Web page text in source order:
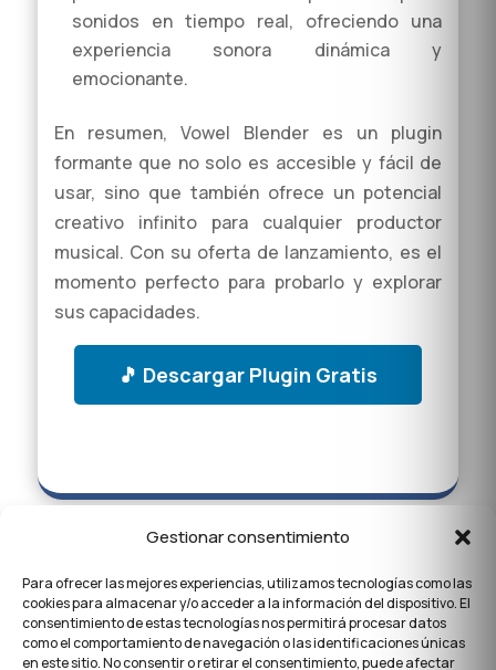
Gestionar consentimiento
Para ofrecer las mejores experiencias, utilizamos tecnologías como las
cookies para almacenar y/o acceder a la información del dispositivo. El
consentimiento de estas tecnologías nos permitirá procesar datos
como el comportamiento de navegación o las identificaciones únicas
en este sitio. No consentir o retirar el consentimiento, puede afectar
sonidos en tiempo real, ofreciendo una
experiencia sonora dinámica y
emocionante.
En resumen, Vowel Blender es un plugin
formante que no solo es accesible y fácil de
usar, sino que también ofrece un potencial
creativo infinito para cualquier productor
musical. Con su oferta de lanzamiento, es el
momento perfecto para probarlo y explorar
sus capacidades.
🎵 Descargar Plugin Gratis